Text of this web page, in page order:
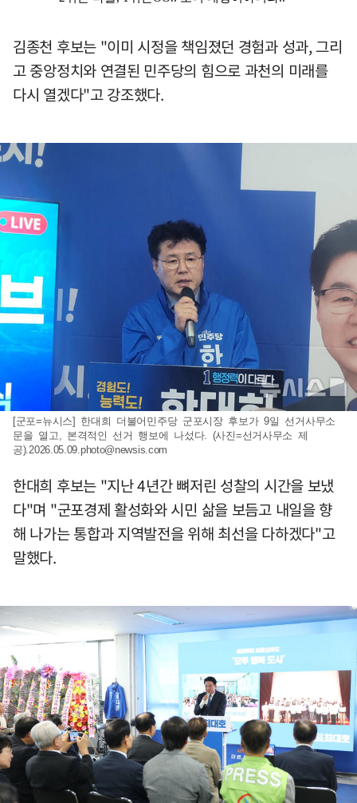
김종천 후보는 "이미 시정을 책임졌던 경험과 성과, 그리
고 중앙정치와 연결된 민주당의 힘으로 과천의 미래를
다시 열겠다"고 강조했다.
[군포=뉴시스] 한대희 더불어민주당 군포시장 후보가 9일 선거사무소
문을 열고, 본격적인 선거 행보에 나섰다. (사진=선거사무소 제
공).2026.05.09.photo@newsis.com
한대희 후보는 "지난 4년간 뼈저린 성찰의 시간을 보냈
다"며 "군포경제 활성화와 시민 삶을 보듬고 내일을 향
해 나가는 통합과 지역발전을 위해 최선을 다하겠다"고
말했다.